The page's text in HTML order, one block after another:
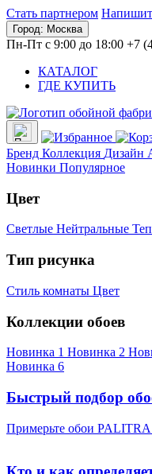
Стать партнером
Город: Москва
Пн-Пт с 9:00 до 18:00 +7
КАТАЛОГ
ГДЕ КУПИТЬ
Бренд Коллекция Дизайн
Новинки Популярное
Цвет
Светлые Нейтральные
Тип рисунка
Стиль комнаты Цвет
Коллекции обоев
Новинка 1 Новинка 2
Новинка 6
Быстрый подбор
Примерьте обои PALITRA